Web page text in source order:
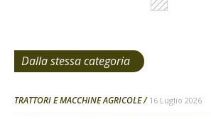
Dalla stessa categoria
TRATTORI E MACCHINE AGRICOLE 16 Luglio 2026